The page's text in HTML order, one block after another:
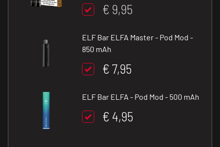
€ 9,95
ELF Bar ELFA Master - Pod Mod -
850 mAh
€ 7,95
ELF Bar ELFA - Pod Mod - 500 mAh
€ 4,95